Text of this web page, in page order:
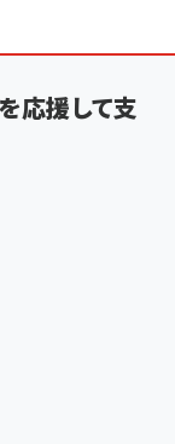
応援して支